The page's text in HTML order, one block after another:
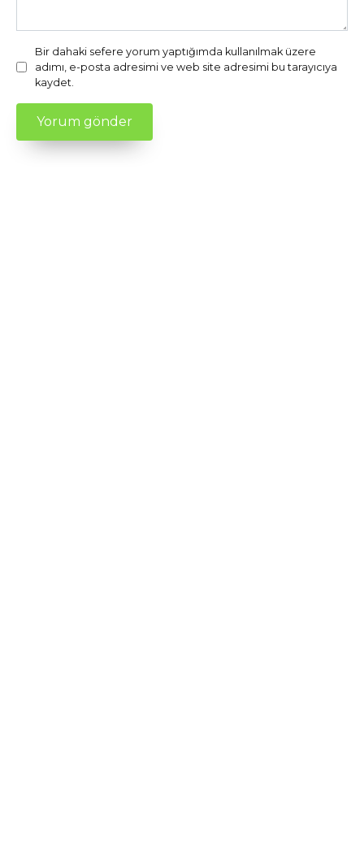
Bir dahaki sefere yorum yaptığımda kullanılmak üzere
adımı, e-posta adresimi ve web site adresimi bu tarayıcıya
kaydet.